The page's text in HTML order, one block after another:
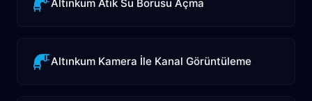
Altınkum Atık Su Borusu Açma
Altınkum Kamera İle Kanal Görüntüleme